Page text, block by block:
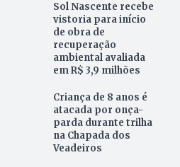
Sol Nascente recebe
vistoria para início
de obra de
recuperação
ambiental avaliada
em R$ 3,9 milhões
Criança de 8 anos é
atacada por onça-
parda durante trilha
na Chapada dos
Veadeiros